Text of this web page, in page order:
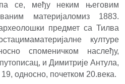
се, међу неким његовим
материјаломиз 1883.
предмет са Тилва
културе
споменичком наслеђу,
и Димитрије Антула,
19, односно, почетком 20.века.